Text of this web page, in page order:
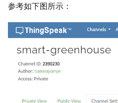
参考如下图所示：